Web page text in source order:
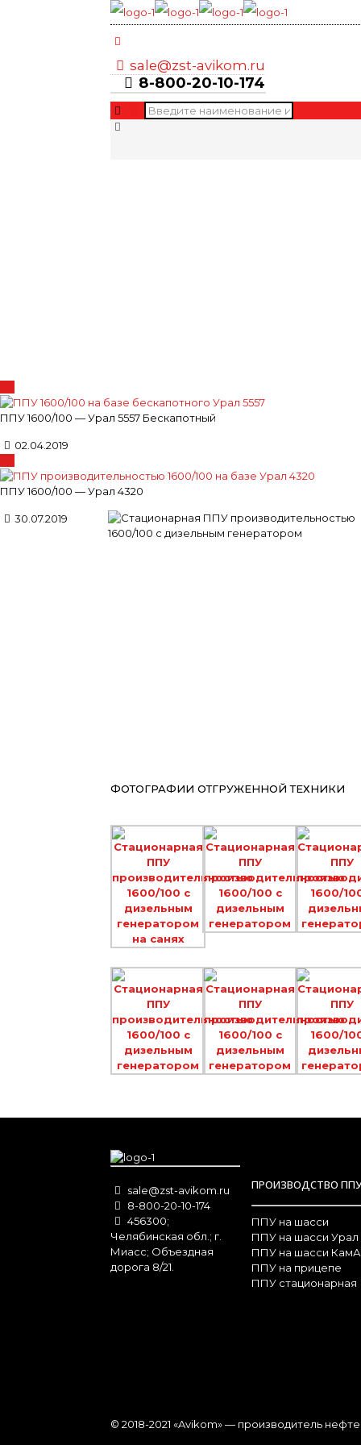
sale@zst-avikom.ru
8-800-20-10-174
ППУ 1600/100 — Урал 5557 Бескапотный
02.04.2019
ППУ 1600/100 — Урал 4320
30.07.2019
ФОТОГРАФИИ ОТГРУЖЕННОЙ ТЕХНИКИ
sale@zst-avikom.ru
8-800-20-10-174
456300;
Челябинская обл.; г.
Миасс; Объездная
дорога 8/21.
ПРОИЗВОДСТВО ППУ
ППУ на шасси
ППУ на шасси Урал
ППУ на шасси
ППУ на прицепе
ППУ стационарная
© 2018-2021 «Avikom» — производитель